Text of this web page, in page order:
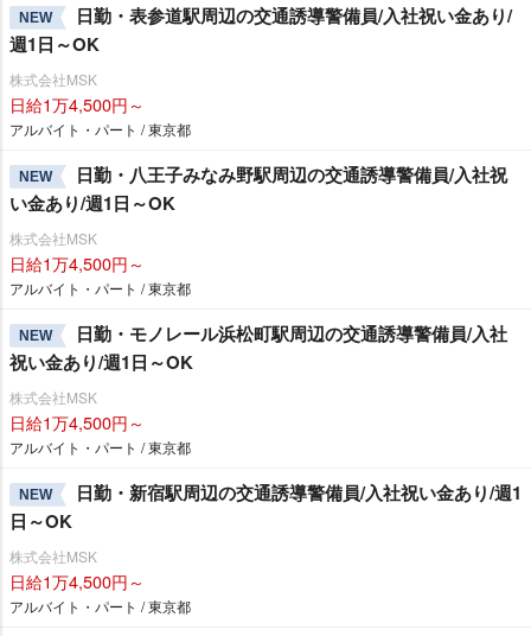
NEW
日勤・表参道駅周辺の交通誘導警備員/入社祝い金あり/
週1日～OK
株式会社MSK
日給1万4,500円～
アルバイト・パート / 東京都
NEW
日勤・八王子みなみ野駅周辺の交通誘導警備員/入社祝
い金あり/週1日～OK
株式会社MSK
日給1万4,500円～
アルバイト・パート / 東京都
NEW
日勤・モノレール浜松町駅周辺の交通誘導警備員/入社
祝い金あり/週1日～OK
株式会社MSK
日給1万4,500円～
アルバイト・パート / 東京都
NEW
日勤・新宿駅周辺の交通誘導警備員/入社祝い金あり/週1
日～OK
株式会社MSK
日給1万4,500円～
アルバイト・パート / 東京都